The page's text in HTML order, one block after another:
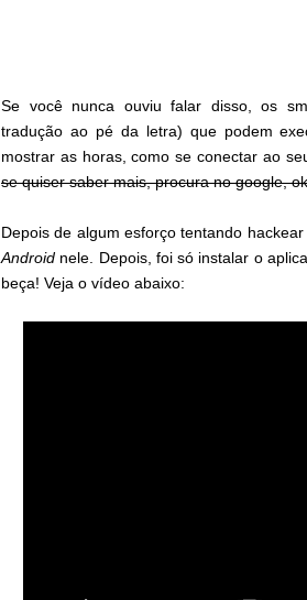
Se você nunca ouviu falar disso, os
tradução ao pé da letra) que podem
mostrar as horas, como se conectar ao
se quiser saber mais, procura no google,
Depois de algum esforço tentando
Android nele. Depois, foi só instalar o
beça! Veja o vídeo abaixo: